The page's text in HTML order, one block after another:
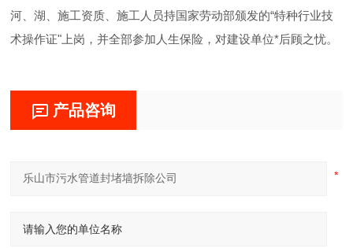
河、湖、施工资质、施工人员持国家劳动部颁发的“特种行业技
术操作证"上岗，并全部参加人生保险，对建设单位*后顾之忧。
产品咨询